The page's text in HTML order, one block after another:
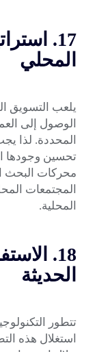
17.
المحلي
يلعب التسويق
الوصول إلى
المحددة. لذا
تحسين وجودها
محركات البحث
المجتمعات
المحلية.
18.
الحديثة
تتطور
استغلال هذه